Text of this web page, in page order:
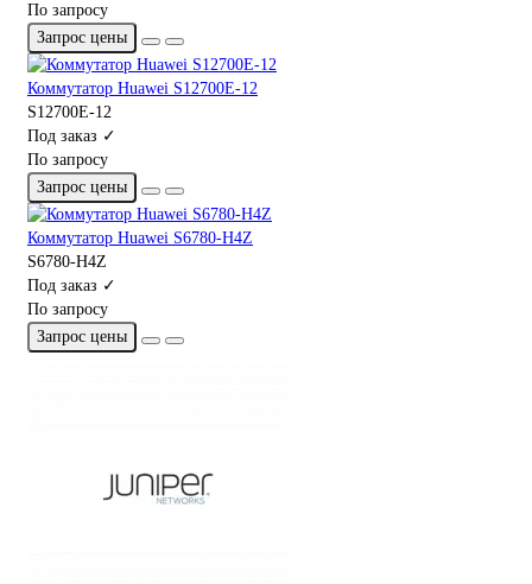
По запросу
Запрос цены
Коммутатор Huawei S12700E-12
S12700E-12
Под заказ ✓
По запросу
Запрос цены
Коммутатор Huawei S6780-H4Z
S6780-H4Z
Под заказ ✓
По запросу
Запрос цены